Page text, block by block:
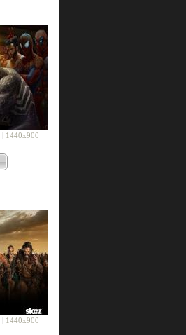
| 1440x900
| 1440x900